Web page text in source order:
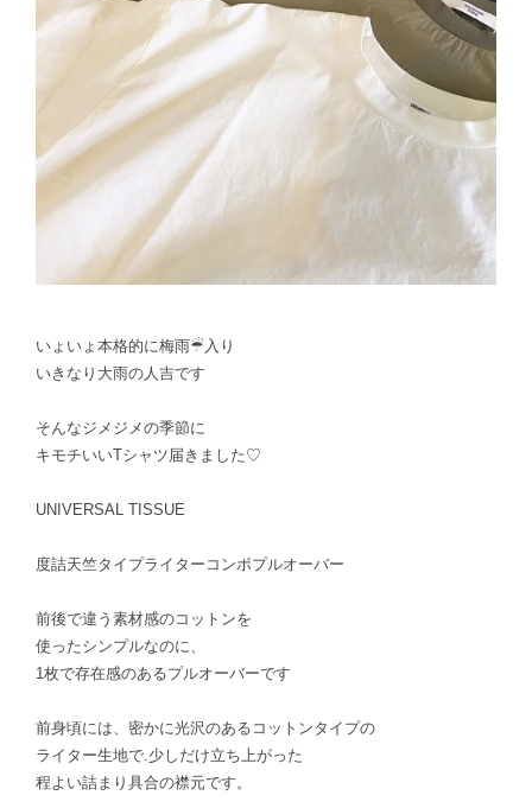
いょいょ本格的に梅雨☔︎入り
いきなり大雨の人吉です
そんなジメジメの季節に
キモチいいTシャツ届きました♡
UNIVERSAL TISSUE
度詰天竺タイプライターコンボプルオーバー
前後で違う素材感のコットンを
使ったシンプルなのに、
1枚で存在感のあるプルオーバーです
前身頃には、密かに光沢のあるコットンタイプの
ライター生地で.少しだけ立ち上がった
程よい詰まり具合の襟元です。